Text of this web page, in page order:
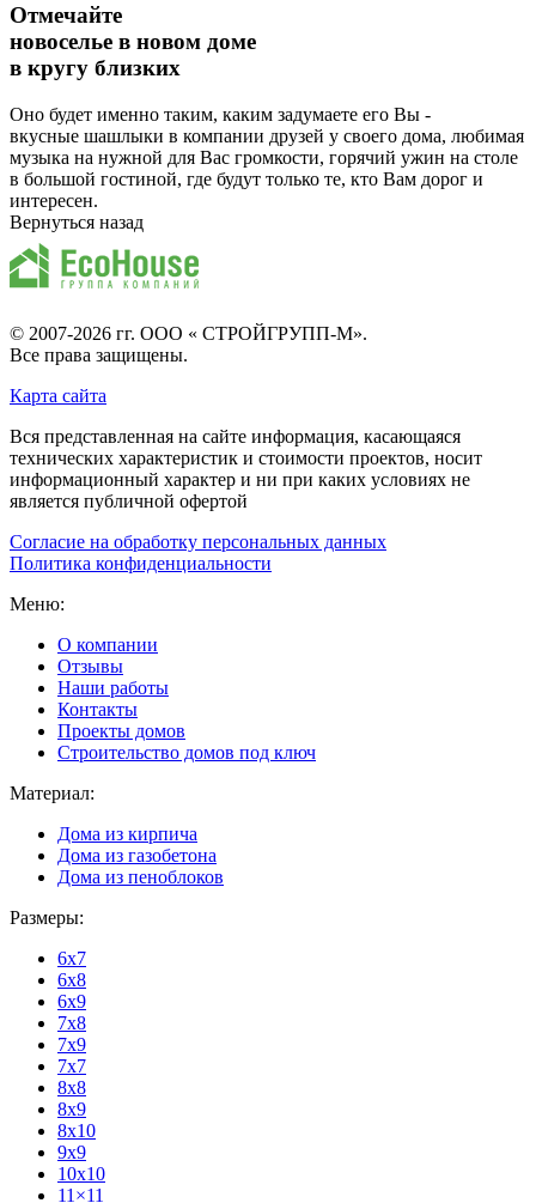
Отмечайте
новоселье в новом доме
в кругу близких
Оно будет именно таким, каким задумаете его Вы -
вкусные шашлыки в компании друзей у своего дома, любимая
музыка на нужной для Вас громкости, горячий ужин на столе
в большой гостиной, где будут только те, кто Вам дорог и
интересен.
Вернуться назад
© 2007-2026 гг. ООО « СТРОЙГРУПП-М».
Все права защищены.
Карта сайта
Вся представленная на сайте информация, касающаяся
технических характеристик и стоимости проектов, носит
информационный характер и ни при каких условиях не
является публичной офертой
Согласие на обработку персональных данных
Политика конфиденциальности
Меню:
О компании
Отзывы
Наши работы
Контакты
Проекты домов
Строительство домов под ключ
Материал:
Дома из кирпича
Дома из газобетона
Дома из пеноблоков
Размеры:
6x7
6x8
6x9
7x8
7x9
7x7
8x8
8x9
8x10
9x9
10x10
11×11